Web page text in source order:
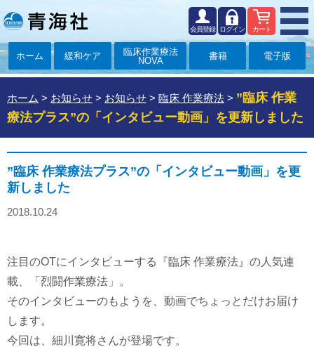
カート
ログイン
会員登録
ホーム 緩和ケア
臨床作業療法
NOVA
書籍 電子版
ホーム > お知らせ > お知らせ > 臨床 作業療法 > ”臨床 作業
療法プラス”の「インタビュー動画」を更新しました
”臨床 作業療法プラス”の「インタビュー動画」を更
新しました
2018.10.24
注目のOTにインタビューする『臨床 作業療法』の人気連
載、「烈闘作業療法」。
そのインタビューのもようを、動画でちょっとだけお届け
します。
今回は、細川寛将さんが登場です。